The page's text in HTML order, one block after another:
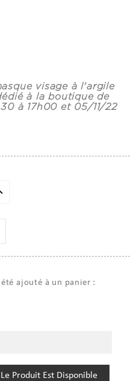
visage à l'argile
à la boutique de
à 17h00 et 05/11/22
ajouté à un panier :
Produit Est Disponible